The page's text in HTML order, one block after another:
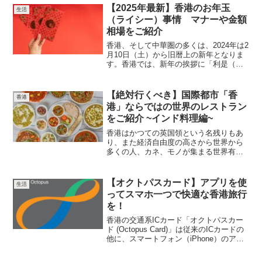
旅行や駐在前にチップを渡すのかどうな
のかを知りたい方に必要な情報を香港在
住者の私が2024年現在の状況を生活の実
体験をもとにお伝えします
生活
【2025年最新】香港のお年玉
（ライシー）事情 マナーや金額
相場をご紹介
香港、そして中華圏の多くは、2024年は2
月10日（土）から旧暦上の新年となりま
す。香港では、新年の挨拶に「利是（ラ
本のお年玉とは少し違う面がありますの
でいざその場になると困らないよう、準
備から相場、渡し方までまとめています
香港
【絶対行くべき】国際都市「香
港」ならではの世界のレストラン
をご紹介 ~インド料理編~
香港はかつての英国領という名残りもあ
り、また経済自由度の高さから世界から
多くの人、カネ、モノが集まる世界有数
身のヘルパーさんたち、韓国人やインド
人、遠くは南米や中東から...
生活
【オクトパスカード】アプリを使
ってスマホ一つで快適な香港旅行
を！
香港の交通系ICカード「オクトパスカー
ド (Octopus Card)」は従来のICカードの
他に、スマートフォン（iPhone）のアプ